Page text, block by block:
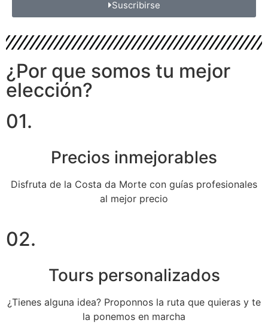
Suscribirse
¿Por que somos tu mejor
elección?
01.
Precios inmejorables
Disfruta de la Costa da Morte con guías profesionales
al mejor precio
02.
Tours personalizados
¿Tienes alguna idea? Proponnos la ruta que quieras y te
la ponemos en marcha